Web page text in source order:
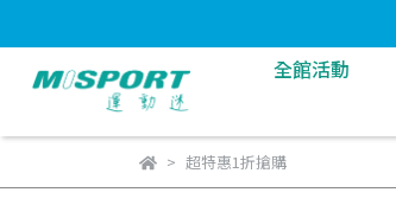
全館活動
超特惠1折搶購